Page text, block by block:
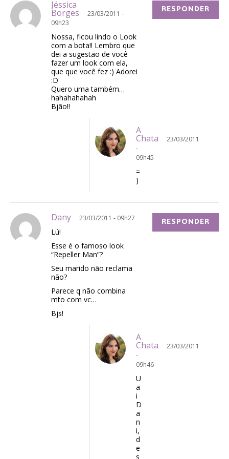
Jéssica
Borges
23/03/2011 -
09h23
Nossa, ficou lindo o Look
com a bota!! Lembro que
dei a sugestão de você
fazer um look com ela,
que que você fez :) Adorei
:D
Quero uma também…
hahahahahah
Bjão!!
RESPONDER
A
Chata
23/03/2011
-
09h45
=
)
Dany 23/03/2011 - 09h27
Lú!
Esse é o famoso look
“Repeller Man”?
Seu marido não reclama
não?
Parece q não combina
mto com vc…
Bjs!
RESPONDER
A
Chata
23/03/2011
-
09h46
U
a
i
D
a
n
i,
d
e
s